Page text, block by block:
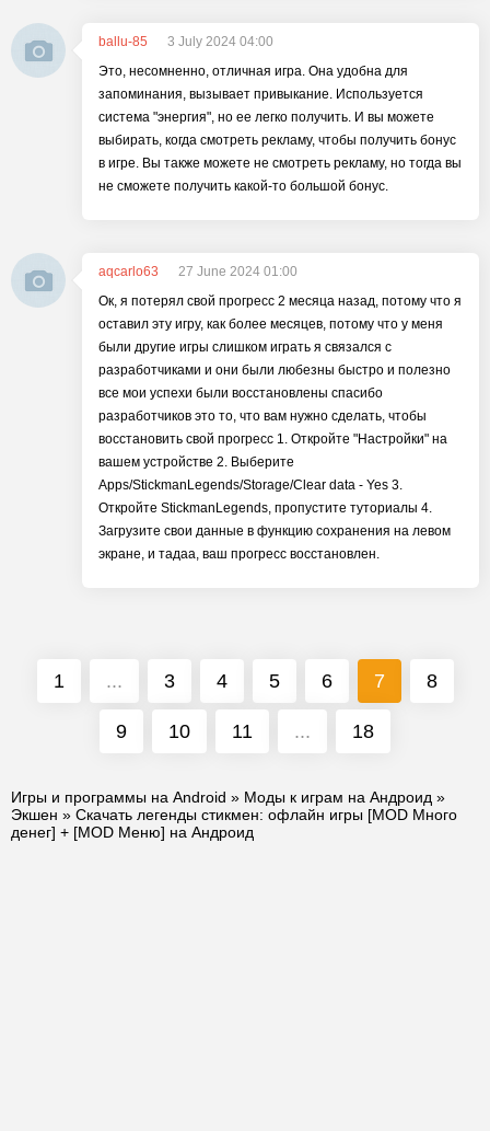
ballu-85
3 July 2024 04:00
Это, несомненно, отличная игра. Она удобна для
запоминания, вызывает привыкание. Используется
система "энергия", но ее легко получить. И вы можете
выбирать, когда смотреть рекламу, чтобы получить бонус
в игре. Вы также можете не смотреть рекламу, но тогда вы
не сможете получить какой-то большой бонус.
aqcarlo63
27 June 2024 01:00
Ок, я потерял свой прогресс 2 месяца назад, потому что я
оставил эту игру, как более месяцев, потому что у меня
были другие игры слишком играть я связался с
разработчиками и они были любезны быстро и полезно
все мои успехи были восстановлены спасибо
разработчиков это то, что вам нужно сделать, чтобы
восстановить свой прогресс 1. Откройте "Настройки" на
вашем устройстве 2. Выберите
Apps/StickmanLegends/Storage/Clear data - Yes 3.
Откройте StickmanLegends, пропустите туториалы 4.
Загрузите свои данные в функцию сохранения на левом
экране, и тадаа, ваш прогресс восстановлен.
1 ... 3 4 5 6 7 8
9 10 11 ... 18
Игры и программы на Android » Моды к играм на Андроид »
Экшен » Скачать легенды стикмен: офлайн игры [MOD Много
денег] + [MOD Меню] на Андроид